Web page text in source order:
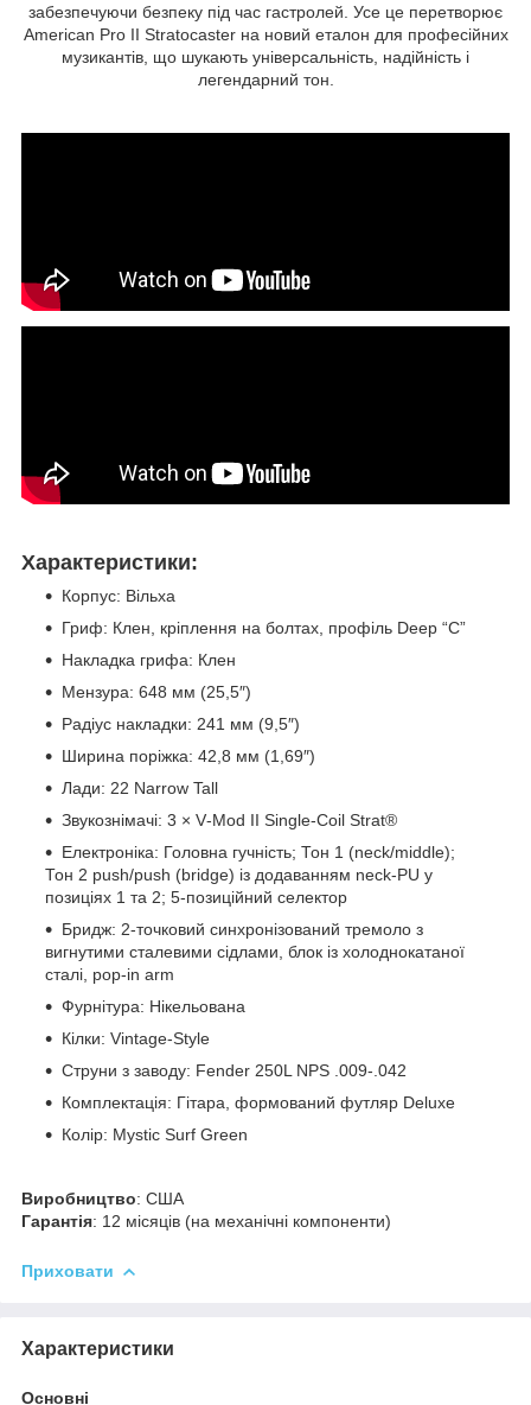
забезпечуючи безпеку під час гастролей. Усе це перетворює
American Pro II Stratocaster на новий еталон для професійних
музикантів, що шукають універсальність, надійність і
легендарний тон.
Характеристики:
Корпус: Вільха
Гриф: Клен, кріплення на болтах, профіль Deep “C”
Накладка грифа: Клен
Мензура: 648 мм (25,5″)
Радіус накладки: 241 мм (9,5″)
Ширина поріжка: 42,8 мм (1,69″)
Лади: 22 Narrow Tall
Звукознімачі: 3 × V‑Mod II Single‑Coil Strat®
Електроніка: Головна гучність; Тон 1 (neck/middle);
Тон 2 push/push (bridge) із додаванням neck‑PU у
позиціях 1 та 2; 5‑позиційний селектор
Бридж: 2‑точковий синхронізований тремоло з
вигнутими сталевими сідлами, блок із холоднокатаної
сталі, pop‑in arm
Фурнітура: Нікельована
Кілки: Vintage‑Style
Струни з заводу: Fender 250L NPS .009‑.042
Комплектація: Гітара, формований футляр Deluxe
Колір: Mystic Surf Green
Виробництво: США
Гарантія: 12 місяців (на механічні компоненти)
Приховати
Характеристики
Основні